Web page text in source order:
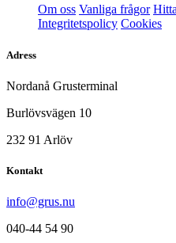
Om oss Vanliga frågor
Integritetspolicy Cookies
Adress
Nordanå Grusterminal
Burlövsvägen 10
232 91 Arlöv
Kontakt
info@grus.nu
040-44 54 90